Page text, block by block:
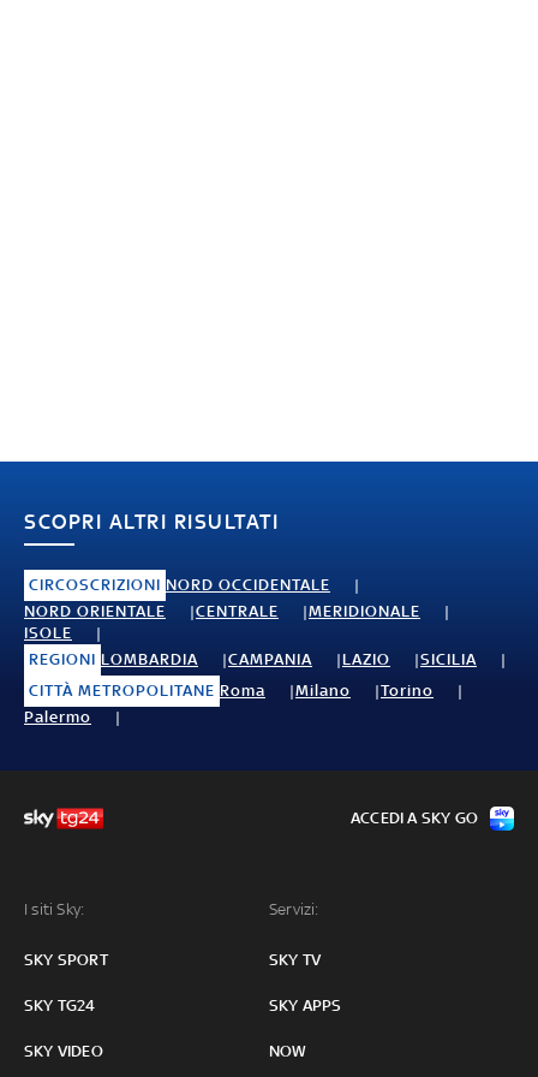
SCOPRI ALTRI RISULTATI
CIRCOSCRIZIONI NORD OCCIDENTALE
NORD ORIENTALE
CENTRALE
MERIDIONALE
ISOLE
REGIONI LOMBARDIA CAMPANIA LAZIO
SICILIA
CITTÀ METROPOLITANE Roma Milano
Torino
Palermo
I siti Sky:
SKY SPORT
SKY TG24
SKY VIDEO
Servizi:
SKY TV
SKY APPS
NOW
ACCEDI A SKY GO